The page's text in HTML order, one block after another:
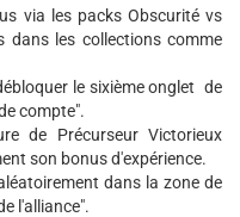
via les packs Obscurité vs
dans les collections comme
le sixième onglet de
compte".
de Précurseur Victorieux
son bonus d'expérience.
dans la zone de
l'alliance".